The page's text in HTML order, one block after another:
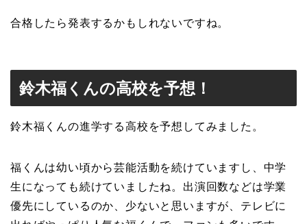
合格したら発表するかもしれないですね。
鈴木福くんの高校を予想！
鈴木福くんの進学する高校を予想してみました。
福くんは幼い頃から芸能活動を続けていますし、中学
生になっても続けていましたね。出演回数などは学業
優先にしているのか、少ないと思いますが、テレビに